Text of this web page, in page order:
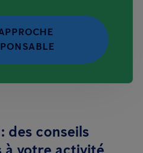
des conseils